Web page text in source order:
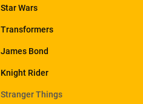
Star Wars
Transformers
James Bond
Knight Rider
Stranger Things